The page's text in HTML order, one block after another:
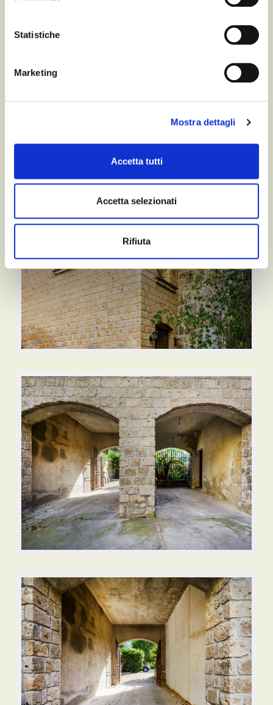
Statistiche
Marketing
Mostra dettagli
Accetta tutti
Accetta selezionati
Rifiuta